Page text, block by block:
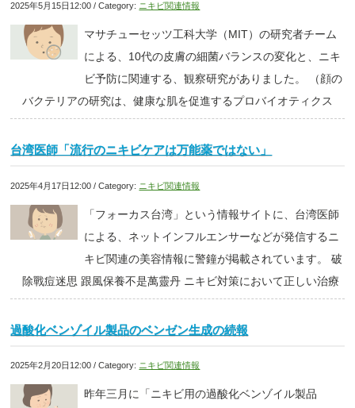
2025年5月15日12:00 / Category: ニキビ関連情報
マサチューセッツ工科大学（MIT）の研究者チーム
による、10代の皮膚の細菌バランスの変化と、ニキ
ビ予防に関連する、観察研究がありました。 （顔の
バクテリアの研究は、健康な肌を促進するプロバイオティクス
台湾医師「流行のニキビケアは万能薬ではない」
2025年4月17日12:00 / Category: ニキビ関連情報
「フォーカス台湾」という情報サイトに、台湾医師
による、ネットインフルエンサーなどが発信するニ
キビ関連の美容情報に警鐘が掲載されています。 破
除戰痘迷思 跟風保養不是萬靈丹 ニキビ対策において正しい治療
過酸化ベンゾイル製品のベンゼン生成の続報
2025年2月20日12:00 / Category: ニキビ関連情報
昨年三月に「ニキビ用の過酸化ベンゾイル製品